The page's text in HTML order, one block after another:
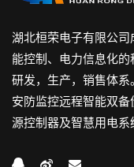
湖北桓荣电子有限公
能控制、电力信息化
研发，生产，销售体系
安防监控远程智能双
源控制器及智慧用电系